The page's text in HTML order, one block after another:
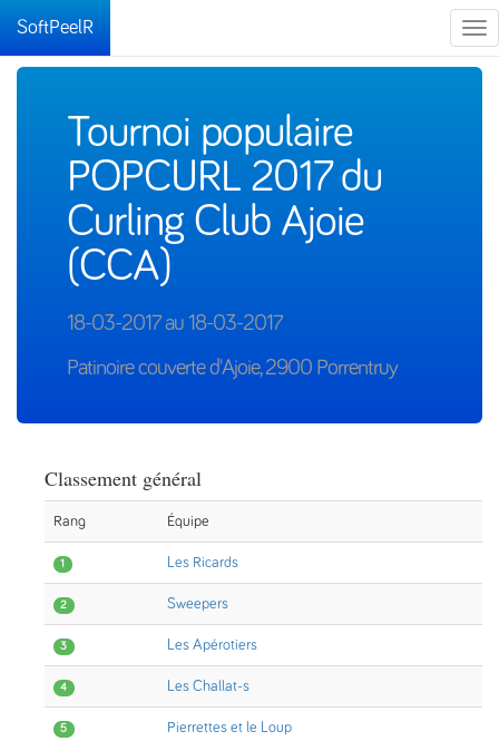
SoftPeelR
Tournoi populaire
POPCURL 2017 du
Curling Club Ajoie
(CCA)
18-03-2017 au 18-03-2017
Patinoire couverte d'Ajoie, 2900 Porrentruy
Classement général
Rang Équipe
1 Les Ricards
2 Sweepers
3 Les Apérotiers
4 Les Challat-s
5 Pierrettes et le Loup